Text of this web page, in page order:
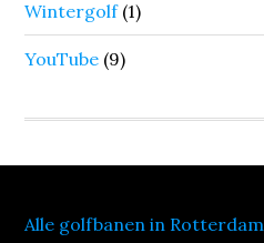
Wintergolf(1)
YouTube (9)
Alle golfbanen in